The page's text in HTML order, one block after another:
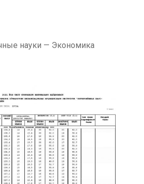
науки — Экономика